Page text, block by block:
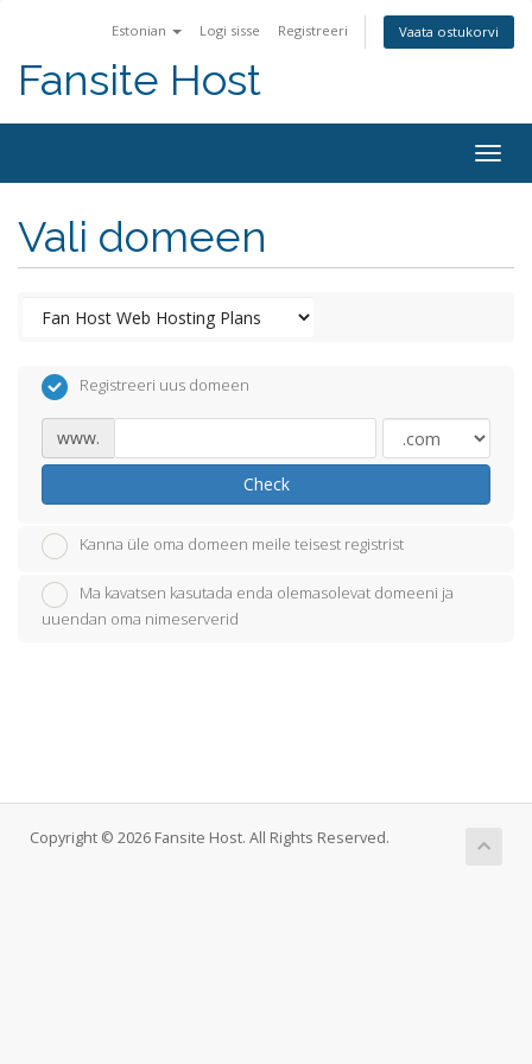
Estonian Logi sisse Registreeri Vaata ostukorvi
Fansite Host
Vali domeen
Registreeri uus domeen
www.
Check
Kanna üle oma domeen meile teisest registrist
Ma kavatsen kasutada enda olemasolevat domeeni ja
uuendan oma nimeserverid
Copyright © 2026 Fansite Host. All Rights Reserved.